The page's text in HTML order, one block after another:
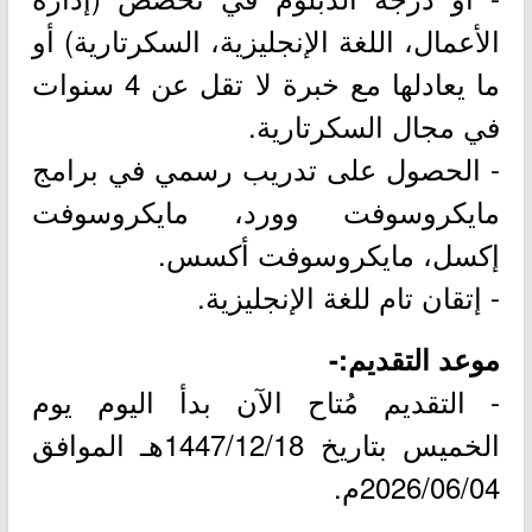
الأعمال، اللغة الإنجليزية، السكرتارية) أو
ما يعادلها مع خبرة لا تقل عن 4 سنوات
في مجال السكرتارية.
- الحصول على تدريب رسمي في برامج
مايكروسوفت وورد، مايكروسوفت
إكسل، مايكروسوفت أكسس.
- إتقان تام للغة الإنجليزية.
موعد التقديم:-
- التقديم مُتاح الآن بدأ اليوم يوم
الخميس بتاريخ 1447/12/18هـ الموافق
2026/06/04م.